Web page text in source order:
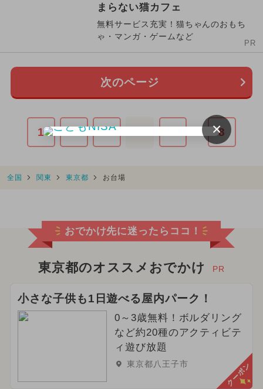
まらない猫カフェ
無料サービス充実！猫ちゃんのおもち
ゃ・マンガ・ゲームなど
PR
次のページ
1 2 3 … 8
全国 関東 東京都 お台場
おでかけ先に迷ったらココ！
東京都のオススメおでかけ PR
小さな子供も1日遊べる屋内パーク！
0～3歳無料！ボルダリング
など約20種のアクティビテ
ィ遊び放題
東京都八王子市 クーポン
×